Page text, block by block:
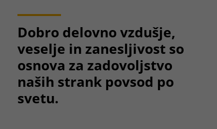
Dobro delovno vzdušje,
veselje in zanesljivost so
osnova za zadovoljstvo
naših strank povsod po
svetu.